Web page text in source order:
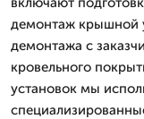
демонтаж крышной
демонтажа с
кровельного
установок мы